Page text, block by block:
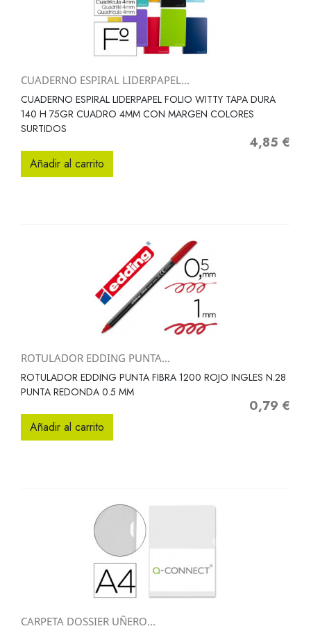
CUADERNO ESPIRAL LIDERPAPEL...
CUADERNO ESPIRAL LIDERPAPEL FOLIO WITTY TAPA DURA
140 H 75GR CUADRO 4MM CON MARGEN COLORES
SURTIDOS
Precio
4,85 €
Añadir al carrito
ROTULADOR EDDING PUNTA...
ROTULADOR EDDING PUNTA FIBRA 1200 ROJO INGLES N.28
PUNTA REDONDA 0.5 MM
Precio
0,79 €
Añadir al carrito
CARPETA DOSSIER UÑERO...